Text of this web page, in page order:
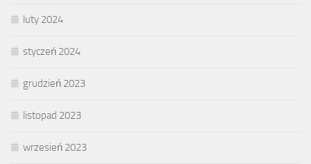
luty 2024
styczeń 2024
grudzień 2023
listopad 2023
wrzesień 2023